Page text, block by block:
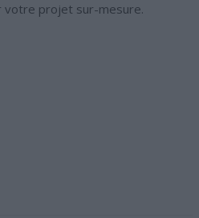
votre projet sur-mesure.